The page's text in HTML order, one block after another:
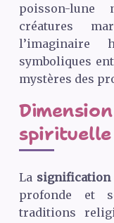
poisson-lune
créatures
l’imaginaire
symboliques
mystères des
spirituelle
La signification
profonde et
traditions